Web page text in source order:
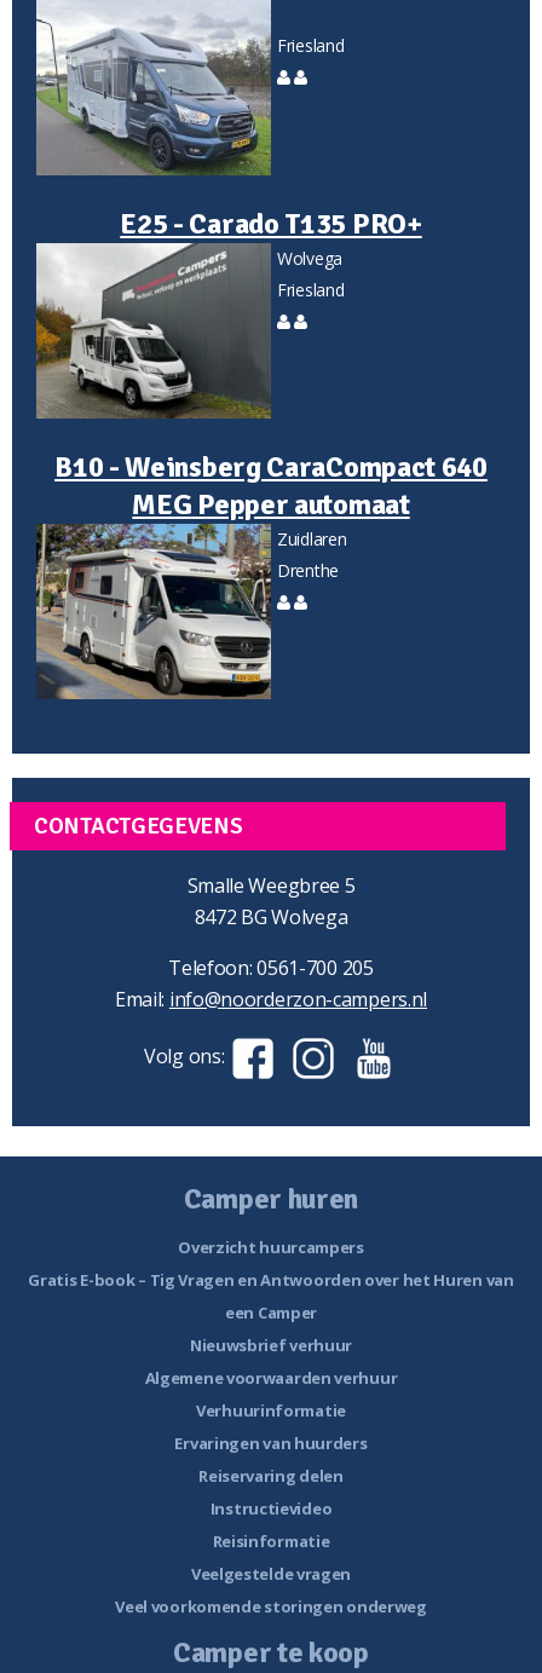
Friesland
E25 - Carado T135 PRO+
Wolvega
Friesland
B10 - Weinsberg CaraCompact 640
MEG Pepper automaat
Zuidlaren
Drenthe
CONTACTGEGEVENS
Smalle Weegbree 5
8472 BG Wolvega
Telefoon: 0561-700 205
Email: info@noorderzon-campers.nl
Volg ons:
Camper huren
Overzicht huurcampers
Gratis E-book – Tig Vragen en Antwoorden over het Huren van
een Camper
Nieuwsbrief verhuur
Algemene voorwaarden verhuur
Verhuurinformatie
Ervaringen van huurders
Reiservaring delen
Instructievideo
Reisinformatie
Veelgestelde vragen
Veel voorkomende storingen onderweg
Camper te koop